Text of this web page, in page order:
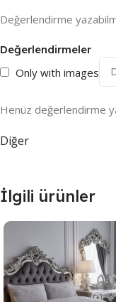
Değerlendirmeler
Only with images
Henüz değerlendirme
Değerlendirme
Diğer
İlgili ürünler